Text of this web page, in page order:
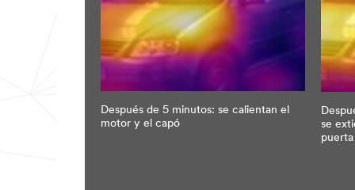
Después de 5 minutos: se calientan el
motor y el capó
se